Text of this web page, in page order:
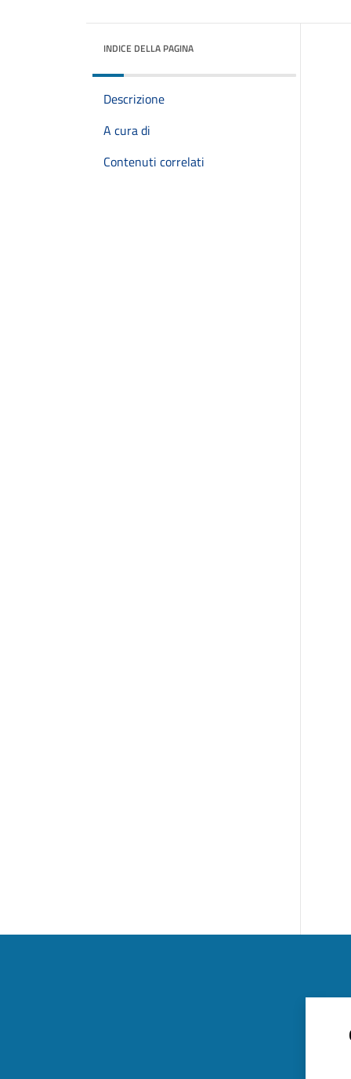
INDICE DELLA PAGINA
Descrizione
A cura di
Contenuti correlati